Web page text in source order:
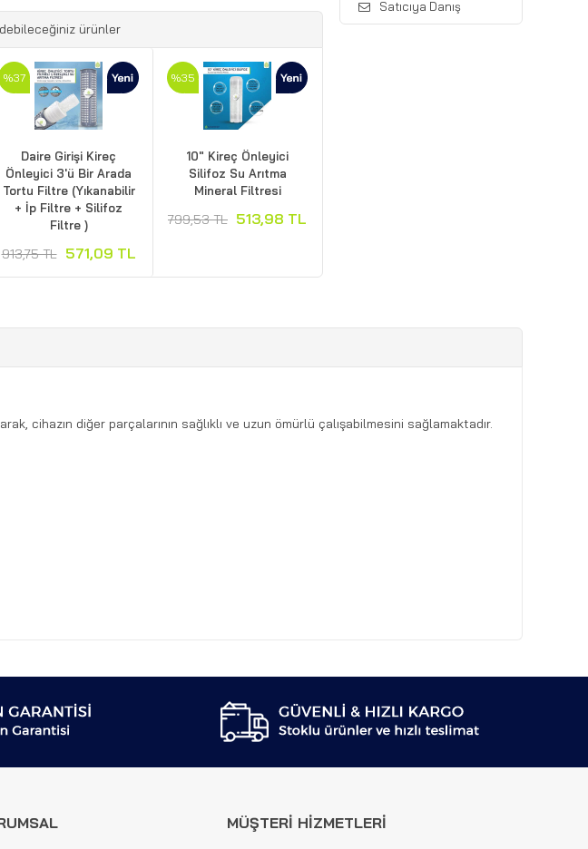
ürünler
Daire Girişi Kireç
Önleyici 3'ü Bir Arada
Tortu Filtre (Yıkanabilir
+ İp Filtre + Silifoz
Filtre )
913,75 TL 571,09 TL
%37
10" Kireç Önleyici
Silifoz Su Arıtma
Mineral Filtresi
799,53 TL 513,98 TL
%35
Satıcıya Danış
cihazın diğer parçalarının sağlıklı ve uzun ömürlü çalışabilmesini sağlamaktadır.
MÜŞTERİ HİZMETLERİ